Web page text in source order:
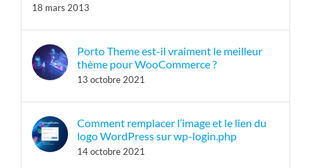
18 mars 2013
Porto Theme est-il vraiment le meilleur
thème pour WooCommerce ?
13 octobre 2021
Comment remplacer l’image et le lien du
logo WordPress sur wp-login.php
14 octobre 2021